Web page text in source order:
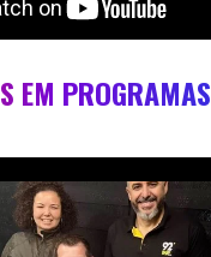
EM PROGRAMAS